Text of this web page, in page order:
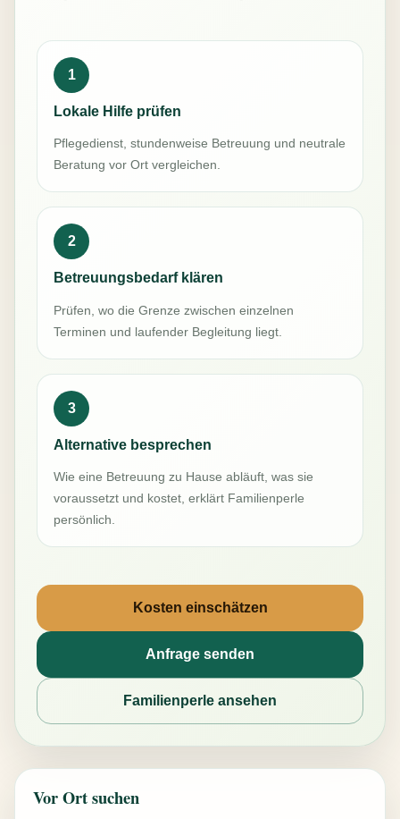
1
Lokale Hilfe prüfen
Pflegedienst, stundenweise Betreuung und neutrale
Beratung vor Ort vergleichen.
2
Betreuungsbedarf klären
Prüfen, wo die Grenze zwischen einzelnen
Terminen und laufender Begleitung liegt.
3
Alternative besprechen
Wie eine Betreuung zu Hause abläuft, was sie
voraussetzt und kostet, erklärt Familienperle
persönlich.
Kosten einschätzen
Anfrage senden
Familienperle ansehen
Vor Ort suchen